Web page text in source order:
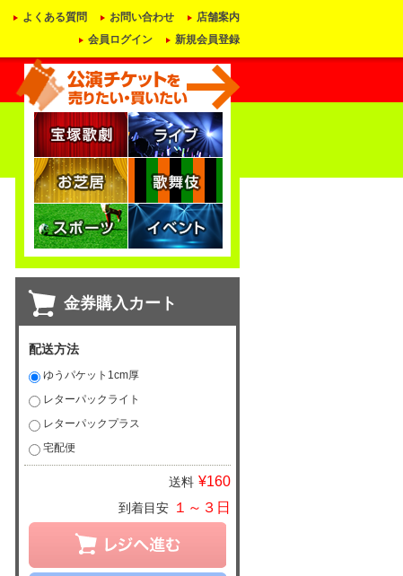
よくある質問 お問い合わせ
店舗案内
会員ログイン
新規会員登録
金券購入カート
配送方法
ゆうパケット1cm厚
レターパックライト
レターパックプラス
宅配便
送料 ¥160
到着目安 １～３日